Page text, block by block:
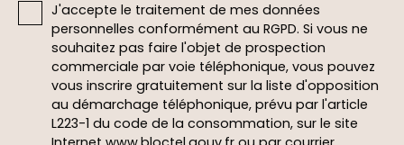
J'accepte le traitement de mes données
personnelles conformément au RGPD. Si vous ne
souhaitez pas faire l'objet de prospection
commerciale par voie téléphonique, vous pouvez
vous inscrire gratuitement sur la liste d'opposition
au démarchage téléphonique, prévu par l'article
L223-1 du code de la consommation, sur le site